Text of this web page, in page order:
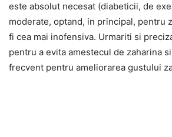
este absolut necesat (diabeticii, de
moderate, optand, in principal, pentru
fi cea mai inofensiva. Urmariti si
pentru a evita amestecul de zaharina
frecvent pentru ameliorarea gustului